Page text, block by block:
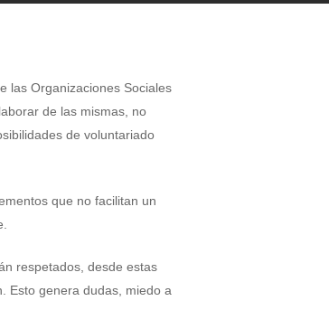
las Organizaciones Sociales
de las mismas, no
de voluntariado
que no facilitan un
respetados, desde estas
Esto genera dudas, miedo a